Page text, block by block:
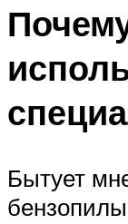
Бытует